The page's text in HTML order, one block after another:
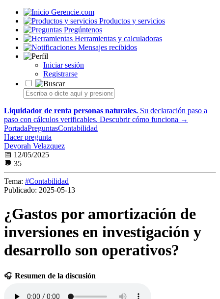
Gerencie.com
Productos y servicios
Pregúntenos
Herramientas y calculadoras
Mensajes recibidos
Iniciar sesión
Registrarse
Liquidador de renta personas naturales. Su declaración paso a
paso con cálculos verificables. Descubrir cómo funciona →
PortadaPreguntasContabilidad
Hacer pregunta
Devorah Velazquez
📅 12/05/2025
💬 35
Tema: #Contabilidad
Publicado: 2025-05-13
¿Gastos por amortización de
inversiones en investigación y
desarrollo son operativos?
🎧 Resumen de la discusión